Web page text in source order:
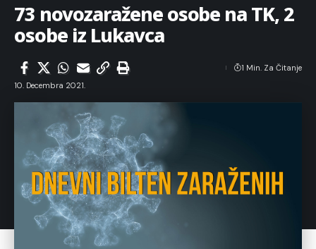
73 novozaražene osobe na TK, 2
osobe iz Lukavca
10. Decembra 2021.
1 Min. Za Čitanje